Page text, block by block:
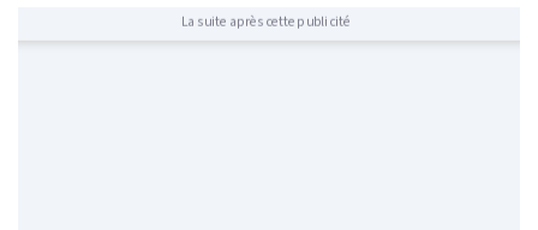
La suite après cette publicité